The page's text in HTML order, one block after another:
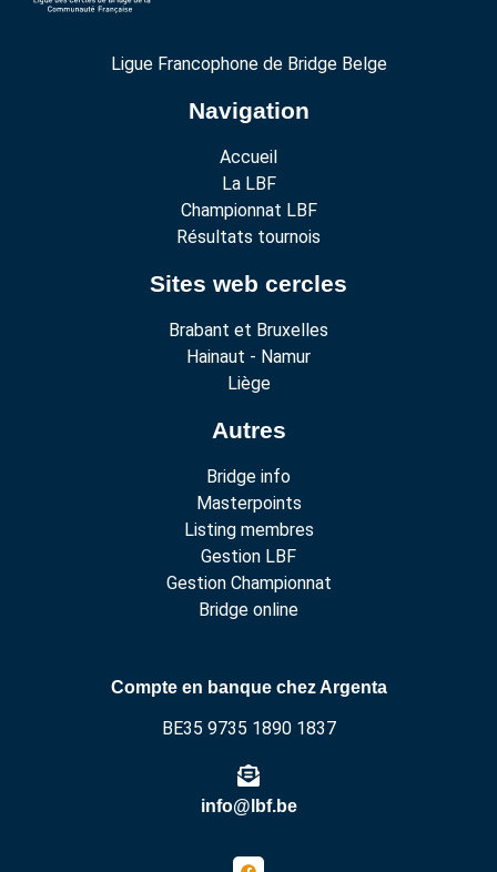
Ligue Francophone de Bridge Belge
Navigation
Accueil
La LBF
Championnat LBF
Résultats tournois
Sites web cercles
Brabant et Bruxelles
Hainaut - Namur
Liège
Autres
Bridge info
Masterpoints
Listing membres
Gestion LBF
Gestion Championnat
Bridge online
Compte en banque chez Argenta
BE35 9735 1890 1837
info@lbf.be